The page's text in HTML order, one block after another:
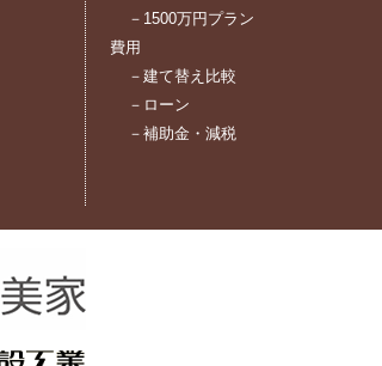
－1500万円プラン
費用
－建て替え比較
－ローン
－補助金・減税